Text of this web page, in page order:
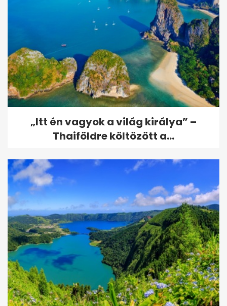
„Itt én vagyok a világ királya” –
Thaiföldre költözött a...